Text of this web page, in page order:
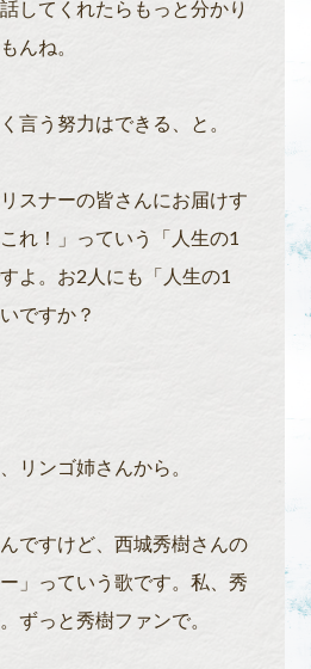
してくれたらもっと分かり
んね。
言う努力はできる、と。
スナーの皆さんにお届けす
れ！」っていう「人生の1
よ。お2人にも「人生の1
ですか？
リンゴ姉さんから。
ですけど、西城秀樹さんの
」っていう歌です。私、秀
ずっと秀樹ファンで。